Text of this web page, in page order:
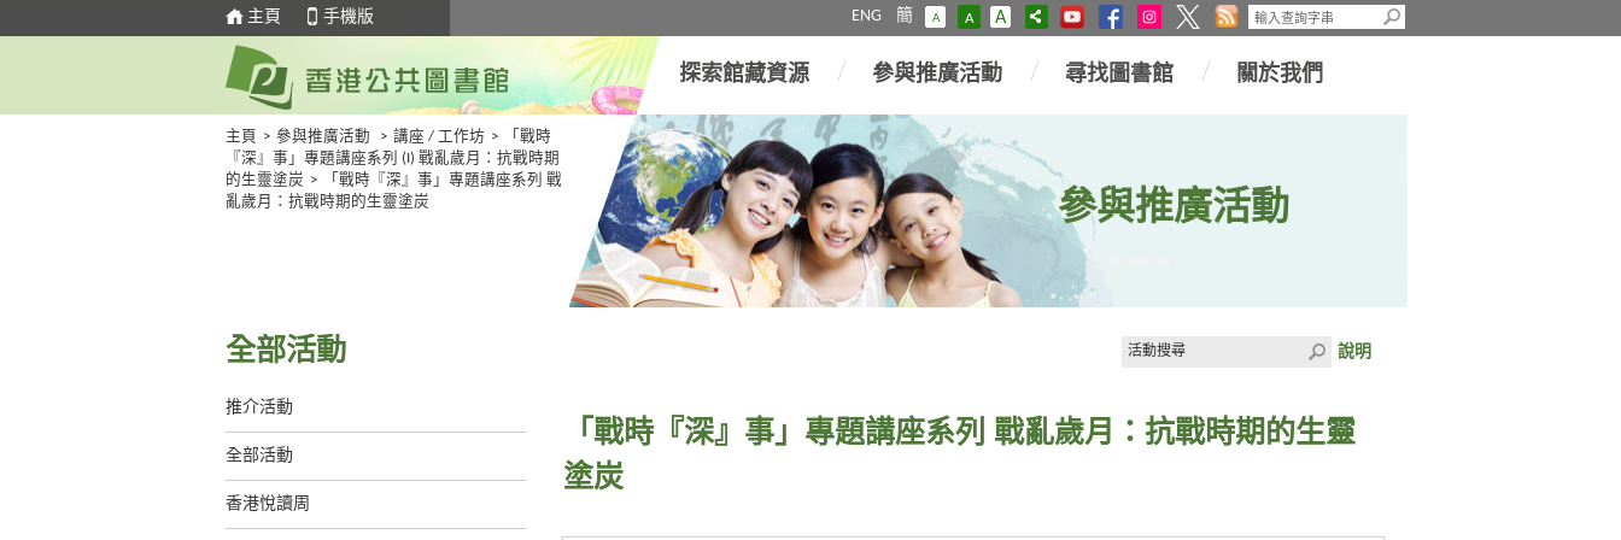
主頁 手機版 ENG 簡 A A A
探索館藏資源 參與推廣活動 尋找圖書館 關於我們
主頁 > 參與推廣活動 > 講座 / 工作坊 >
「戰時
『深』事」專題講座系列 (I) 戰亂歲月：抗戰時期
的生靈塗炭 >
「戰時『深』事」專題講座系列 戰
亂歲月：抗戰時期的生靈塗炭
參與推廣活動
全部活動
推介活動
全部活動
香港悅讀周
說明
「戰時『深』事」專題講座系列 戰亂歲月：抗戰時期的生靈
塗炭